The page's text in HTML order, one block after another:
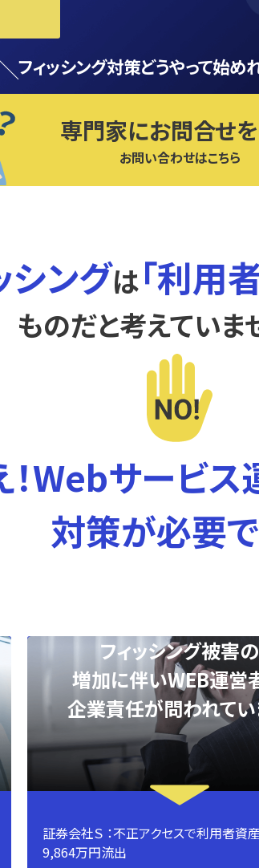
フィッシング対策どうやって始め
専門家にお問合せ
お問い合わせはこちら
シングは「利用
ものだと考えていま
！Webサービ
対策が必要で
フィッシング被害の
増加に伴いWEB運営
企業責任が問われて
証券会社Ｓ ：不正アクセスで利用者資産
9,864万円流出